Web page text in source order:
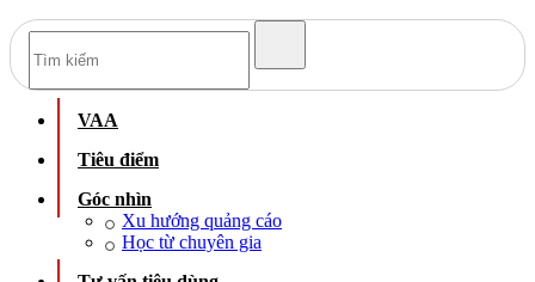
VAA
Tiêu điểm
Góc nhìn
Xu hướng quảng cáo
Học từ chuyên gia